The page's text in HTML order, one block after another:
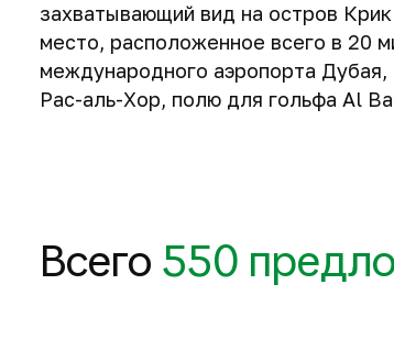
захватывающий вид на остров
место, расположенное всего в 20
международного аэропорта
Рас-аль-Хор, полю для гольфа Al
Всего 550
2 69 м 2 2
Запросить планировку